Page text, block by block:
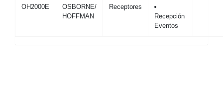
OH2000E
OSBORNE/
HOFFMAN
Receptores
Recepción
Eventos